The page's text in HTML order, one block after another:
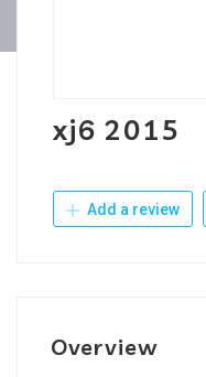
xj6 2015
Add a review
Overview